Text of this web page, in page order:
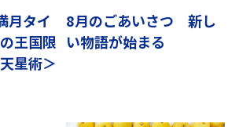
月タイ
王国限
星術＞
8月のごあいさつ 新し
い物語が始まる